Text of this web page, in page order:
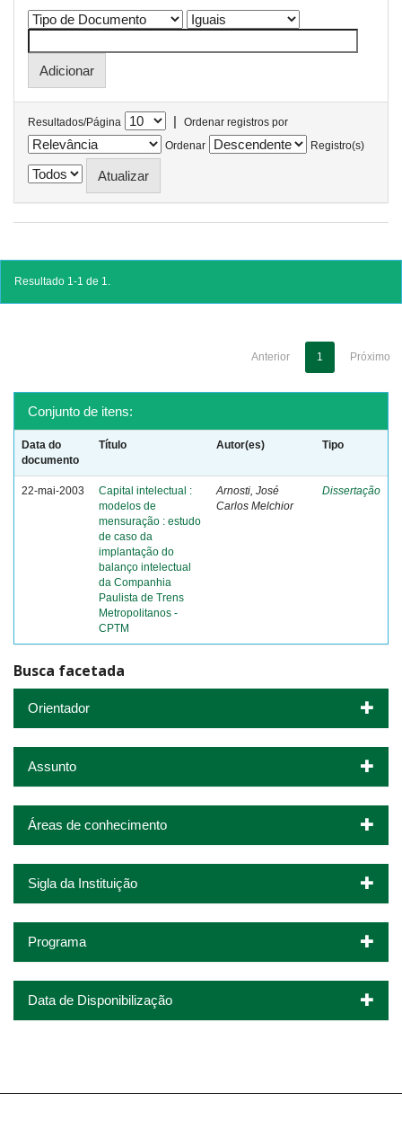
Resultados/Página |
Ordenar registros por
Ordenar
Registro(s)
Resultado 1-1 de 1.
Anterior 1 Próximo
Conjunto de itens:
Data do
documento
Título Autor(es) Tipo
22-mai-2003
Capital intelectual :
modelos de
mensuração : estudo
de caso da
implantação do
balanço intelectual
da Companhia
Paulista de Trens
Metropolitanos -
CPTM
Arnosti, José
Carlos Melchior
Dissertação
Busca facetada
Orientador
Assunto
Áreas de conhecimento
Sigla da Instituição
Programa
Data de Disponibilização